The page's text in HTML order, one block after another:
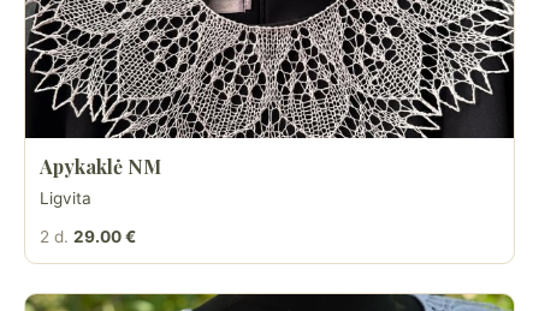
Apykaklė NM
Ligvita
2 d. 29.00 €